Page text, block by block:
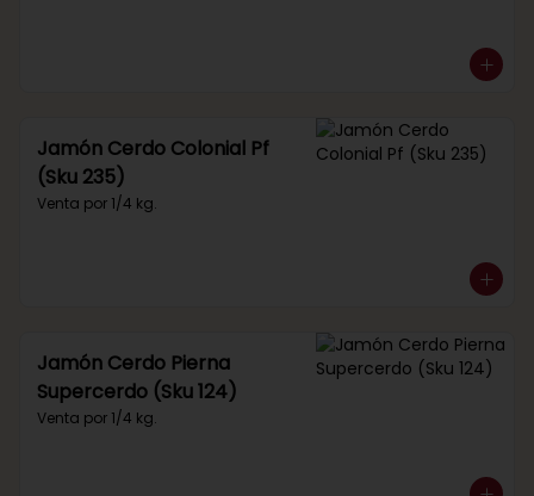
Jamón Cerdo Colonial Pf
(Sku 235)
Venta por 1/4 kg.
Jamón Cerdo Pierna
Supercerdo (Sku 124)
Venta por 1/4 kg.